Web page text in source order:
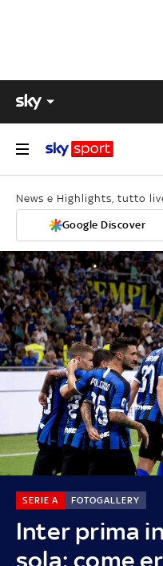
News e Highlights, tutto
Google Discover
Inter prima
sola: come
SERIE A FOTOGALLERY